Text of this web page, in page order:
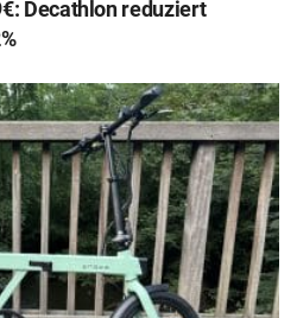
Decathlon reduziert